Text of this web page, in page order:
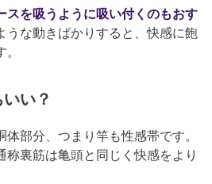
スを吸うように吸い付くのもおす
うな動きばかりすると、快感に飽
い？
部分、つまり竿も性感帯です。
裏筋は亀頭と同じく快感をより